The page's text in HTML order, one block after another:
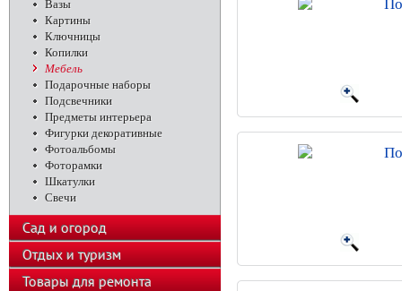
Вазы
Картины
Ключницы
Копилки
Мебель
Подарочные наборы
Подсвечники
Предметы интерьера
Фигурки декоративные
Фотоальбомы
Фоторамки
Шкатулки
Свечи
Сад и огород
Отдых и туризм
Товары для ремонта